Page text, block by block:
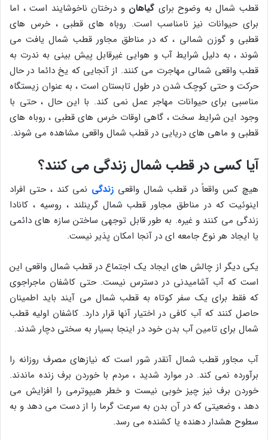
قطب شمال به وضوح برای گیاهان و درختان ناخوشایند است ، اما
برای حیوانات نیز نامناسب است. روباه های قطبی ، خرس های
قطبی و گوزن شمالی ، که در مناطق مجاور قطب شمال یافت می
شوند ، به دلیل شرایط آب و هوایی غیرقابل پیش بینی به ندرت به
قطب واقعی شمالی مهاجرت می کنند. از آنجایی که یخ دائما در حال
حرکت و حتی کوچک شدن در طول تابستان است ، به عنوان زیستگاه
مناسبی برای حیوانات مهاجر عمل نمی کند. با این حال ، حتی با
وجود این شرایط سخت ، گاهی اوقات خرس های قطبی ، روباه های
قطبی و ماهی های دریایی در قطب شمال واقعی مشاهده می شوند.
آیا کسی در قطب شمال زندگی می کنند؟
هیچ کس واقعاً در قطب شمال واقعی زندگی نمی کند ، حتی افراد
اینوئیت که در مناطق مجاور قطب شمال گرینلند ، روسیه ، کانادا
زندگی می کنند و غیره. به طور قابل توجهی ساختن سازه های دائمی
یا ایجاد هر نوع جامعه ای در آنجا امکان پذیر نیست.
یکی دیگر از چالش های ایجاد یک اجتماع در قطب شمال واقعی این
است که آب آشامیدنی در دسترس نیست. حتی کاشفان ماجراجوی
که فقط برای یک سفر کوتاه به قطب شمال می آیند باید اطمینان
حاصل کنند که آب کافی در اختیار آنها قرار دارد. کاشفان اولیه قطب
شمال برای تامین آب بدن خود در اینجا بسیار به سختی دچار شدند.
آب مجاور قطب شمال آنقدر شور است که نیازهای مصرف روزانه را
برآورده نمی کند. در موارد شدید ، مردم با خوردن برف زنده ماندند.
خوردن برف نیز چیز خوبی نیست و خطر هیپوترمی را افزایش می
دهد ، وضعیتی که در آن بدن به سرعت گرما را از دست می دهد و به
سطوح هشدار دهنده یا کشنده می رسد.